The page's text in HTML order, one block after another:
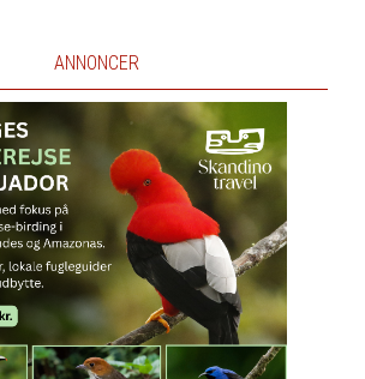
ANNONCER